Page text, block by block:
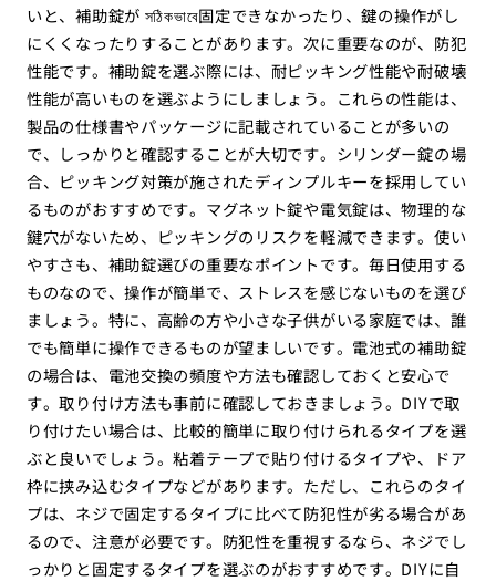
いと、補助錠が সঠিকভাবে固定できなかったり、鍵の操作がし
にくくなったりすることがあります。次に重要なのが、防犯
性能です。補助錠を選ぶ際には、耐ピッキング性能や耐破壊
性能が高いものを選ぶようにしましょう。これらの性能は、
製品の仕様書やパッケージに記載されていることが多いの
で、しっかりと確認することが大切です。シリンダー錠の場
合、ピッキング対策が施されたディンプルキーを採用してい
るものがおすすめです。マグネット錠や電気錠は、物理的な
鍵穴がないため、ピッキングのリスクを軽減できます。使い
やすさも、補助錠選びの重要なポイントです。毎日使用する
ものなので、操作が簡単で、ストレスを感じないものを選び
ましょう。特に、高齢の方や小さな子供がいる家庭では、誰
でも簡単に操作できるものが望ましいです。電池式の補助錠
の場合は、電池交換の頻度や方法も確認しておくと安心で
す。取り付け方法も事前に確認しておきましょう。DIYで取
り付けたい場合は、比較的簡単に取り付けられるタイプを選
ぶと良いでしょう。粘着テープで貼り付けるタイプや、ドア
枠に挟み込むタイプなどがあります。ただし、これらのタイ
プは、ネジで固定するタイプに比べて防犯性が劣る場合があ
るので、注意が必要です。防犯性を重視するなら、ネジでし
っかりと固定するタイプを選ぶのがおすすめです。DIYに自